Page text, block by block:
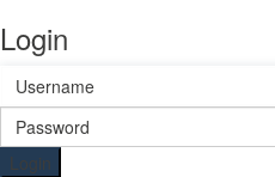
Login
Login